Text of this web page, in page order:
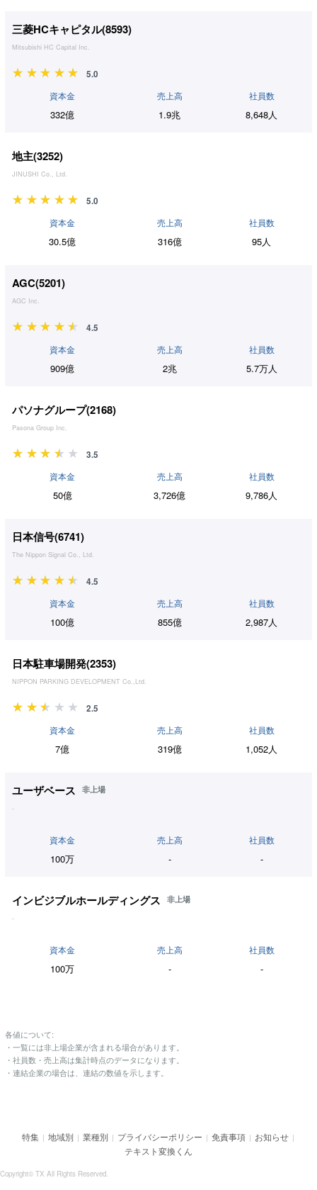
三菱HCキャピタル(8593)
Mitsubishi HC Capital Inc.
5.0
資本金
332億
売上高
1.9兆
社員数
8,648人
地主(3252)
JINUSHI Co., Ltd.
5.0
資本金
30.5億
売上高
316億
社員数
95人
AGC(5201)
AGC Inc.
4.5
資本金
909億
売上高
2兆
社員数
5.7万人
パソナグループ(2168)
Pasona Group Inc.
3.5
資本金
50億
売上高
3,726億
社員数
9,786人
日本信号(6741)
The Nippon Signal Co., Ltd.
4.5
資本金
100億
売上高
855億
社員数
2,987人
日本駐車場開発(2353)
NIPPON PARKING DEVELOPMENT Co.,Ltd.
2.5
資本金
7億
売上高
319億
社員数
1,052人
ユーザベース 非上場
-
資本金
100万
売上高
-
社員数
-
インビジブルホールディングス 非上場
-
資本金
100万
売上高
-
社員数
-
各値について:
・一覧には非上場企業が含まれる場合があります。
・社員数・売上高は集計時点のデータになります。
・連結企業の場合は、連結の数値を示します。
特集 | 地域別 | 業種別 | プライバシーポリシー | 免責事項 | お知らせ |
テキスト変換くん
Copyright© TX All Rights Reserved.